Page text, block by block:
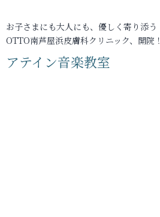
お子さまにも大人にも、優しく寄り添う
OTTO南芦屋浜皮膚科クリニック、開院！
アテイン音楽教室